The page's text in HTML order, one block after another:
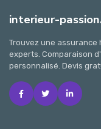
interieur-
Trouvez une
experts. Comparaison
personnalisé. Devis